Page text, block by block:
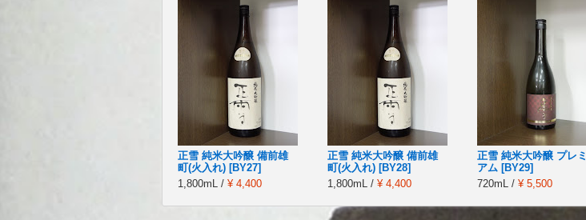
正雪 純米大吟醸 備前雄
町(火入れ) [BY27]
1,800mL / ¥ 4,400
正雪 純米大吟醸 備前雄
町(火入れ) [BY28]
1,800mL / ¥ 4,400
正雪 純米大吟醸 プレミ
アム [BY29]
720mL / ¥ 5,500